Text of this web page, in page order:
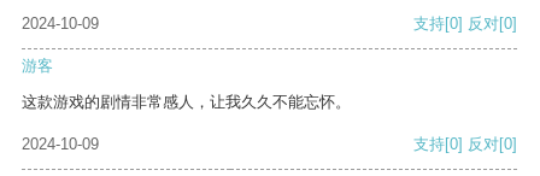
2024-10-09
支持[0] 反对[0]
游客
这款游戏的剧情非常感人，让我久久不能忘怀。
2024-10-09 支持[0] 反对[0]